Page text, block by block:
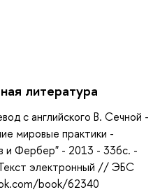
литература
с английского В. Сечной -
мировые практики -
и Фербер" - 2013 - 336с. -
электронный // ЭБС
book/62340